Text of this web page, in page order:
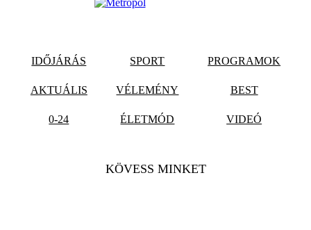
IDŐJÁRÁS SPORT PROGRAMOK
AKTUÁLIS VÉLEMÉNY BEST
0-24 ÉLETMÓD VIDEÓ
KÖVESS MINKET